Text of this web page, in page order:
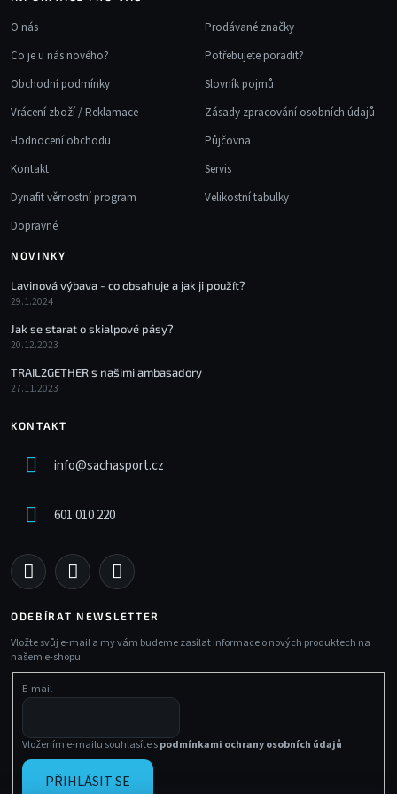
O nás
Co je u nás nového?
Obchodní podmínky
Vrácení zboží / Reklamace
Hodnocení obchodu
Kontakt
Dynafit věrnostní program
Dopravné
Prodávané značky
Potřebujete poradit?
Slovník pojmů
Zásady zpracování osobních údajů
Půjčovna
Servis
Velikostní tabulky
NOVINKY
Lavinová výbava - co obsahuje a jak ji použít?
29.1.2024
Jak se starat o skialpové pásy?
20.12.2023
TRAIL2GETHER s našimi ambasadory
27.11.2023
KONTAKT
info@sachasport.cz
601 010 220
ODEBÍRAT NEWSLETTER
Vložte svůj e-mail a my vám budeme zasílat informace o nových produktech na
našem e-shopu.
E-mail
Vložením e-mailu souhlasíte spodmínkami ochrany osobních údajů
PŘIHLÁSIT SE